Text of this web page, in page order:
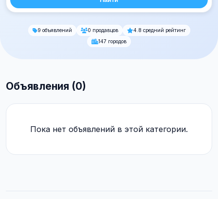
9 объявлений 0 продавцов
4.8 средний рейтинг
147 городов
Объявления (0)
Пока нет объявлений в этой категории.